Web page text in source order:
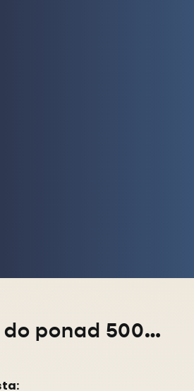
Dowozimy do ponad 5000 miejscowości w całym kraju!